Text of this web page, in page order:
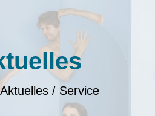
Aktuelles / Service